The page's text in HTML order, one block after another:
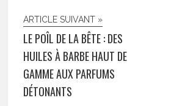
ARTICLE SUIVANT »
LE POÎL DE LA BÊTE : DES
HUILES À BARBE HAUT DE
GAMME AUX PARFUMS
DÉTONANTS